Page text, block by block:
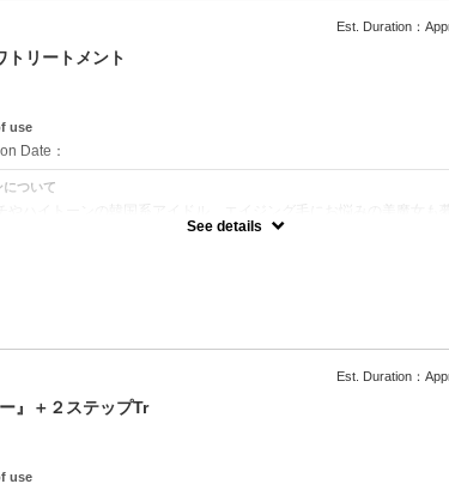
Est. Duration：
トリートメント
use
Date：
について
、髪質、メニューに対応できる髪質改善トリートメントです☆
See details
Est. Duration：
』＋２ステップTr
use